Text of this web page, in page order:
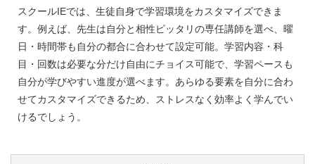
スクールIEでは、生徒自身で学習環境をカスタマイズできま
す。例えば、先生は自分と相性ピッタリの専任講師を選べ、曜
日・時間帯も自分の都合に合わせて設定可能。学習内容・科
目・回数は必要な分だけ自由にチョイス可能で、学習ペースも
自分が学びやすい進度が選べます。あらゆる要素を自分に合わ
せてカスタマイズできるため、ストレスなく効率よく学んでい
けるでしょう。